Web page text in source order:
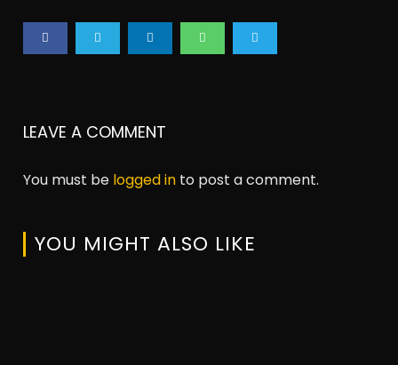
LEAVE A COMMENT
You must be logged in to post a comment.
YOU MIGHT ALSO LIKE